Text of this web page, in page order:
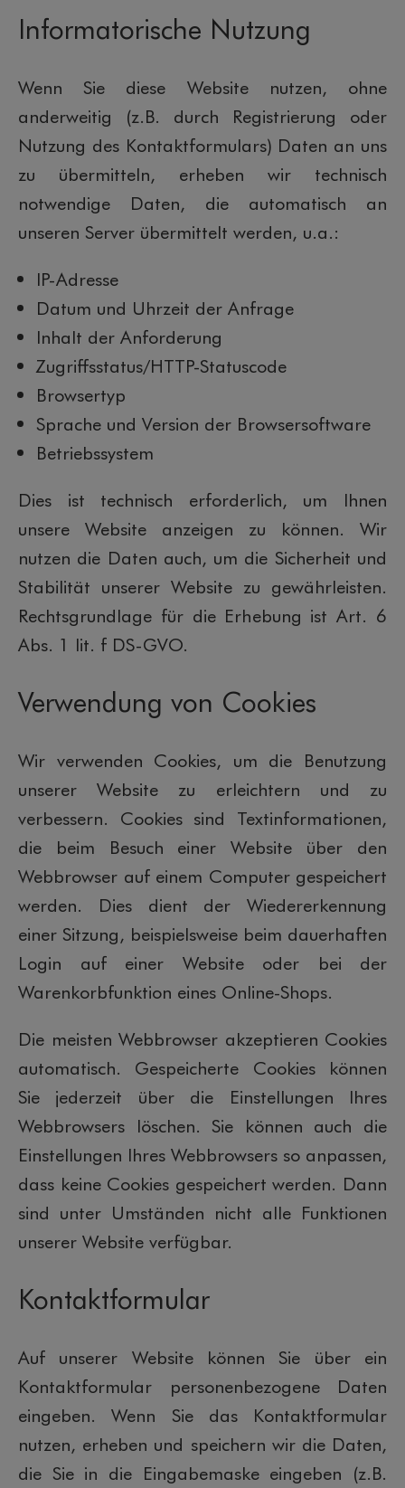
Informatorische Nutzung
Wenn Sie diese Website nutzen, ohne
anderweitig (z.B. durch Registrierung oder
Nutzung des Kontaktformulars) Daten an uns
zu übermitteln, erheben wir technisch
notwendige Daten, die automatisch an
unseren Server übermittelt werden, u.a.:
IP-Adresse
Datum und Uhrzeit der Anfrage
Inhalt der Anforderung
Zugriffsstatus/HTTP-Statuscode
Browsertyp
Sprache und Version der Browsersoftware
Betriebssystem
Dies ist technisch erforderlich, um Ihnen
unsere Website anzeigen zu können. Wir
nutzen die Daten auch, um die Sicherheit und
Stabilität unserer Website zu gewährleisten.
Rechtsgrundlage für die Erhebung ist Art. 6
Abs. 1 lit. f DS-GVO.
Verwendung von Cookies
Wir verwenden Cookies, um die Benutzung
unserer Website zu erleichtern und zu
verbessern. Cookies sind Textinformationen,
die beim Besuch einer Website über den
Webbrowser auf einem Computer gespeichert
werden. Dies dient der Wiedererkennung
einer Sitzung, beispielsweise beim dauerhaften
Login auf einer Website oder bei der
Warenkorbfunktion eines Online-Shops.
Die meisten Webbrowser akzeptieren Cookies
automatisch. Gespeicherte Cookies können
Sie jederzeit über die Einstellungen Ihres
Webbrowsers löschen. Sie können auch die
Einstellungen Ihres Webbrowsers so anpassen,
dass keine Cookies gespeichert werden. Dann
sind unter Umständen nicht alle Funktionen
unserer Website verfügbar.
Kontaktformular
Auf unserer Website können Sie über ein
Kontaktformular personenbezogene Daten
eingeben. Wenn Sie das Kontaktformular
nutzen, erheben und speichern wir die Daten,
die Sie in die Eingabemaske eingeben (z.B.